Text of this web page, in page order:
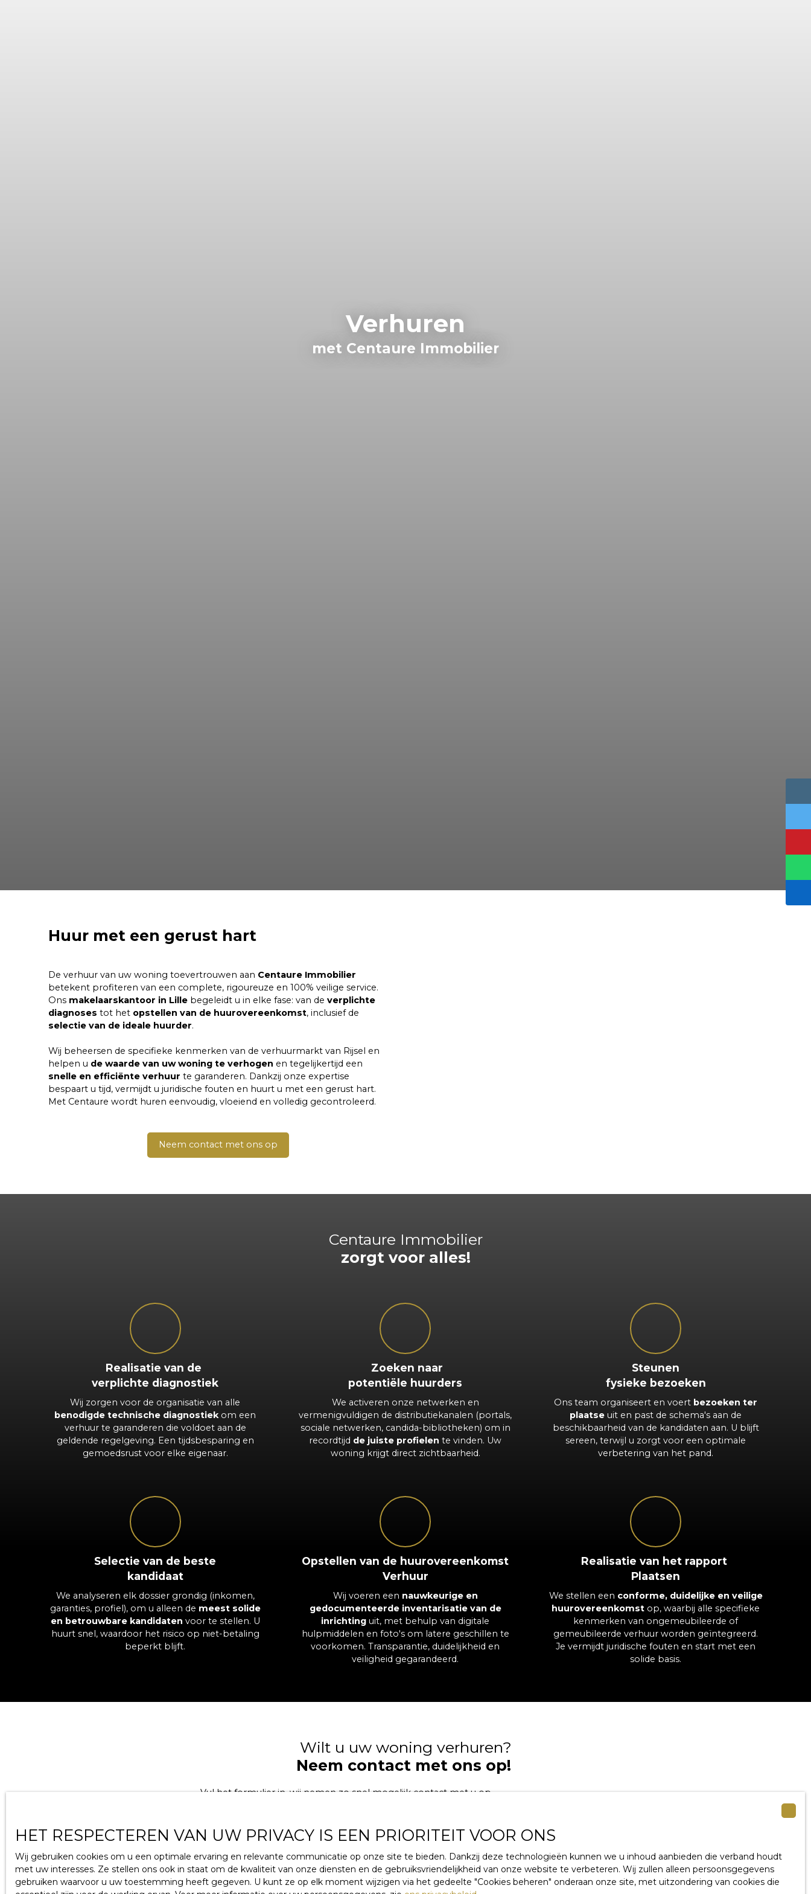
Verhuren
met Centaure Immobilier
Huur met een gerust hart
De verhuur van uw woning toevertrouwen aan Centaure Immobilier
betekent profiteren van een complete, rigoureuze en 100% veilige service.
Ons makelaarskantoor in Lille begeleidt u in elke fase: van de verplichte
diagnoses tot het opstellen van de huurovereenkomst, inclusief de
selectie van de ideale huurder.
Wij beheersen de specifieke kenmerken van de verhuurmarkt van Rijsel en
helpen u de waarde van uw woning te verhogen en tegelijkertijd een
snelle en efficiënte verhuur te garanderen. Dankzij onze expertise
bespaart u tijd, vermijdt u juridische fouten en huurt u met een gerust hart.
Met Centaure wordt huren eenvoudig, vloeiend en volledig gecontroleerd.
Neem contact met ons op
Centaure Immobilier
zorgt voor alles!
Realisatie van de
verplichte diagnostiek
Wij zorgen voor de organisatie van alle
benodigde technische diagnostiek om een
verhuur te garanderen die voldoet aan de
geldende regelgeving. Een tijdsbesparing en
gemoedsrust voor elke eigenaar.
Zoeken naar
potentiële huurders
We activeren onze netwerken en
vermenigvuldigen de distributiekanalen (portals,
sociale netwerken, candida-bibliotheken) om in
recordtijd de juiste profielen te vinden. Uw
woning krijgt direct zichtbaarheid.
Steunen
fysieke bezoeken
Ons team organiseert en voert bezoeken ter
plaatse uit en past de schema's aan de
beschikbaarheid van de kandidaten aan. U blijft
sereen, terwijl u zorgt voor een optimale
verbetering van het pand.
Selectie van de beste
kandidaat
We analyseren elk dossier grondig (inkomen,
garanties, profiel), om u alleen de meest solide
en betrouwbare kandidaten voor te stellen. U
huurt snel, waardoor het risico op niet-betaling
beperkt blijft.
Opstellen van de huurovereenkomst
Verhuur
Wij voeren een nauwkeurige en
gedocumenteerde inventarisatie van de
inrichting uit, met behulp van digitale
hulpmiddelen en foto's om latere geschillen te
voorkomen. Transparantie, duidelijkheid en
veiligheid gegarandeerd.
Realisatie van het rapport
Plaatsen
We stellen een conforme, duidelijke en veilige
huurovereenkomst op, waarbij alle specifieke
kenmerken van ongemeubileerde of
gemeubileerde verhuur worden geïntegreerd.
Je vermijdt juridische fouten en start met een
solide basis.
Wilt u uw woning verhuren?
Neem contact met ons op!
Vul het formulier in, wij nemen zo snel mogelijk contact met u op.
E-mail Telefoon
Uw gemeente Jij wenst
HET RESPECTEREN VAN UW PRIVACY IS EEN PRIORITEIT VOOR ONS
Wij gebruiken cookies om u een optimale ervaring en relevante communicatie op onze site te bieden. Dankzij deze technologieën kunnen we u inhoud aanbieden die verband houdt
met uw interesses. Ze stellen ons ook in staat om de kwaliteit van onze diensten en de gebruiksvriendelijkheid van onze website te verbeteren. Wij zullen alleen persoonsgegevens
gebruiken waarvoor u uw toestemming heeft gegeven. U kunt ze op elk moment wijzigen via het gedeelte ″Cookies beheren″ onderaan onze site, met uitzondering van cookies die